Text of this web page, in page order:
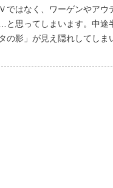
ではなく、ワーゲンやア
と思ってしまいます。中途
の影」が見え隠れしてし